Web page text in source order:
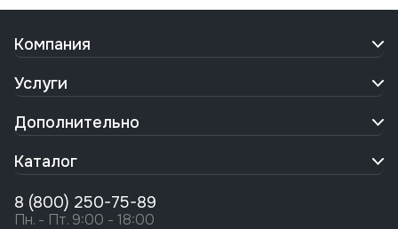
Компания
Услуги
Дополнительно
Каталог
8 (800) 250-75-89
Пн. - Пт. 9:00 - 18:00